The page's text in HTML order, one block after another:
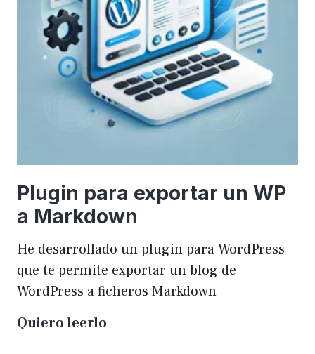
Plugin para exportar un WP
a Markdown
He desarrollado un plugin para WordPress
que te permite exportar un blog de
WordPress a ficheros Markdown
Quiero leerlo